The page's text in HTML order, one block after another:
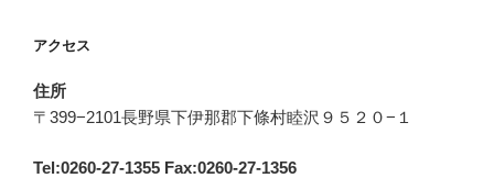
ン
アクセス
住所
〒399−2101長野県下伊那郡下條村睦沢９５２０−１
Tel:0260-27-1355 Fax:0260-27-1356